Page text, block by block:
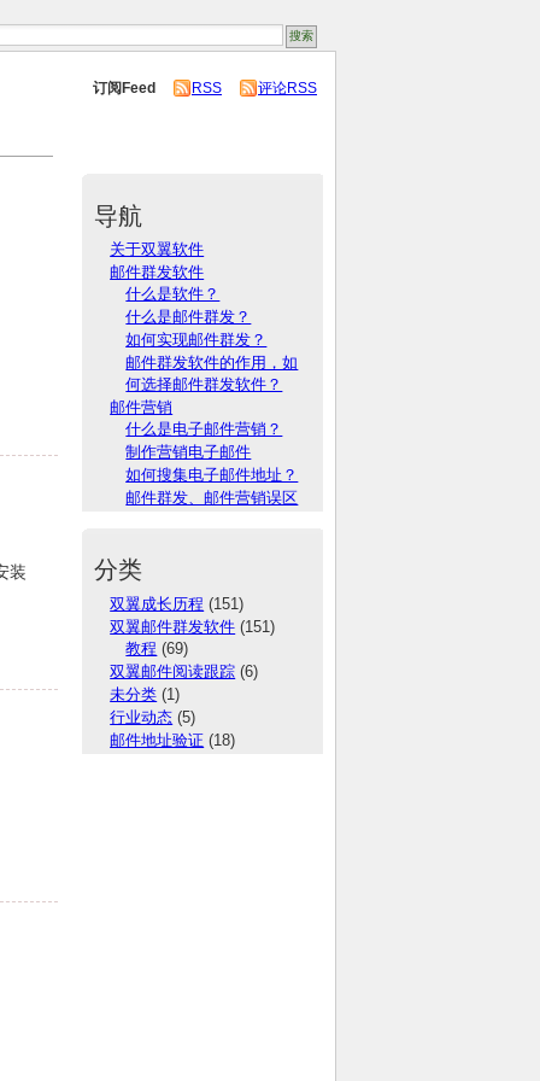
订阅Feed RSS 评论RSS
装
导航
关于双翼软件
邮件群发软件
什么是软件？
什么是邮件群发？
如何实现邮件群发？
邮件群发软件的作用，如
何选择邮件群发软件？
邮件营销
什么是电子邮件营销？
制作营销电子邮件
如何搜集电子邮件地址？
邮件群发、邮件营销误区
分类
双翼成长历程 (151)
双翼邮件群发软件 (151)
教程 (69)
双翼邮件阅读跟踪 (6)
未分类 (1)
行业动态 (5)
邮件地址验证 (18)